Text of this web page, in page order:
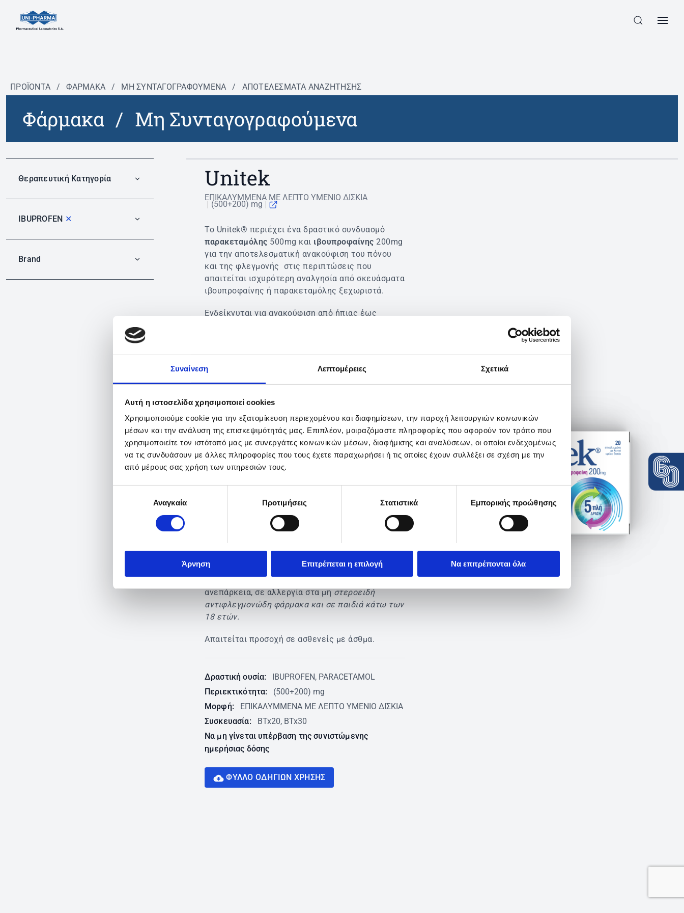
Συναίνεση Λεπτομέρειες Σχετικά
Αυτή η ιστοσελίδα χρησιμοποιεί cookies
Χρησιμοποιούμε cookie για την εξατομίκευση περιεχομένου και διαφημίσεων, την παροχή λειτουργιών κοινωνικών
μέσων και την ανάλυση της επισκεψιμότητάς μας. Επιπλέον, μοιραζόμαστε πληροφορίες που αφορούν τον τρόπο που
χρησιμοποιείτε τον ιστότοπό μας με συνεργάτες κοινωνικών μέσων, διαφήμισης και αναλύσεων, οι οποίοι ενδεχομένως
να τις συνδυάσουν με άλλες πληροφορίες που τους έχετε παραχωρήσει ή τις οποίες έχουν συλλέξει σε σχέση με την
από μέρους σας χρήση των υπηρεσιών τους.
συγκατάθεσηςΑναγκαία Προτιμήσεις Στατιστικά Εμπορικής προώθησης
Άρνηση Επιτρέπεται η επιλογή Να επιτρέπονται όλα
ΠΡΟΪΟΝΤΑ / ΦΆΡΜΑΚΑ / ΜΗ ΣΥΝΤΑΓΟΓΡΑΦΟΎΜΕΝΑ / ΑΠΟΤΕΛΕΣΜΑΤΑ ΑΝΑΖΗΤΗΣΗΣ
Φάρμακα / Μη Συνταγογραφούμενα
Θεραπευτική Κατηγορία
IBUPROFEN ✕
Brand
Unitek
ΕΠΙΚΑΛΥΜΜΕΝΑ ΜΕ ΛΕΠΤΟ ΥΜΕΝΙΟ ΔΙΣΚΙΑ
(500+200) mg
Το Unitek® περιέχει ένα δραστικό συνδυασμό
παρακεταμόλης 500mg και ιβουπροφαίνης 200mg
για την αποτελεσματική ανακούφιση του πόνου
και της φλεγμονής στις περιπτώσεις που
απαιτείται ισχυρότερη αναλγησία από σκευάσματα
ιβουπροφαίνης ή παρακεταμόλης ξεχωριστά.
Ενδείκνυται για ανακούφιση από ήπιας έως
πυρετό.
ΔΟΣΟΛΟΓΙΑ
Ενήλικες: 1 δισκίο 3 φορές την ημέρα μαζί με
κάποιο γεύμα. Θα πρέπει να μεσολαβούν
τουλάχιστον έξι ώρες μεταξύ των δόσεων.
Συσκευασία:Κουτί x 20 επικαλυμμένα με λεπτό
υμένιο δισκία
ΤΟ ΥΠΟΥΡΓΕΙΟ ΥΓΕΙΑΣ ΚΑΙ Ο ΕΘΝΙΚΟΣ
ΟΡΓΑΝΙΣΜΟΣ ΦΑΡΜΑΚΩΝ ΣΥΝΙΣΤΟΥΝ: ΔΙΑΒΑΣΤΕ
ΠΡΟΣΕΚΤΙΚΑ ΤΙΣ ΟΔΗΓΙΕΣ ΧΡΗΣΗΣ-
ΣΥΜΒΟΥΛΕΥΤΕΙΤΕ ΤΟ
ανεπάρκεια, σε αλλεργία στα μη στεροειδή
αντιφλεγμονώδη φάρμακα και σε παιδιά κάτω των
18 ετών.
Απαιτείται προσοχή σε ασθενείς με άσθμα.
Δραστική ουσία:
IBUPROFEN, PARACETAMOL
Περιεκτικότητα:
(500+200) mg
Μορφή:
ΕΠΙΚΑΛΥΜΜΕΝΑ ΜΕ ΛΕΠΤΟ ΥΜΕΝΙΟ ΔΙΣΚΙΑ
Συσκευασία:
BTx20, BTx30
Να μη γίνεται υπέρβαση της συνιστώμενης
ημερήσιας δόσης
ΦΥΛΛΟ ΟΔΗΓΙΩN ΧΡΗΣΗΣ